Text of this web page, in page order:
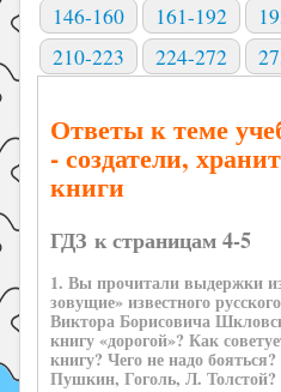
146-160
161-192
210-223
224-272
Ответы к теме
- создатели,
книги
ГДЗ к страницам 4-5
1. Вы прочитали выдержки
зовущие» известного
Виктора Борисовича
книгу «дорогой»? Как
книгу? Чего не надо
Пушкин, Гоголь, Л. Толстой?